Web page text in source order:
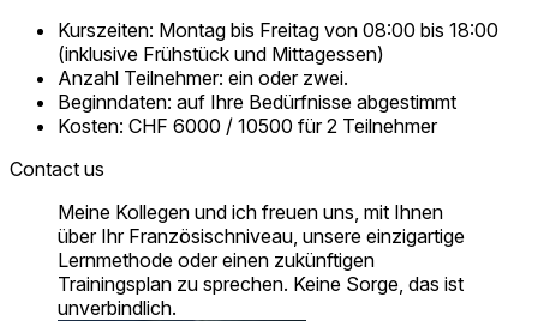
Kurszeiten: Montag bis Freitag von 08:00 bis 18:00
(inklusive Frühstück und Mittagessen)
Anzahl Teilnehmer: ein oder zwei.
Beginndaten: auf Ihre Bedürfnisse abgestimmt
Kosten: CHF 6000 / 10500 für 2 Teilnehmer
Contact us
Meine Kollegen und ich freuen uns, mit Ihnen
über Ihr Französischniveau, unsere einzigartige
Lernmethode oder einen zukünftigen
Trainingsplan zu sprechen. Keine Sorge, das ist
unverbindlich.